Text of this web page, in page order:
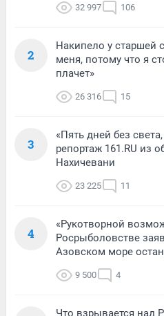
32 997 106
2
Накипело у старшей
меня, потому что я
плачет»
26 316 15
3
«Пять дней без
репортаж 161.RU из
Нахичевани
23 225 11
4
«Рукотворной
Росрыболовстве
Азовском море
9 500 4
Что взрывается над